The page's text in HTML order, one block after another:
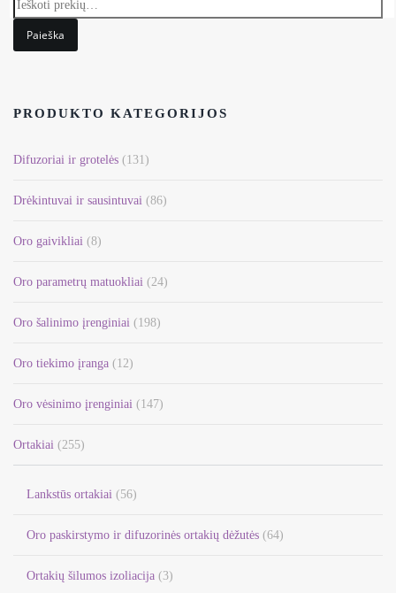
Paieška
PRODUKTO KATEGORIJOS
Difuzoriai ir grotelės (131)
Drėkintuvai ir sausintuvai (86)
Oro gaivikliai (8)
Oro parametrų matuokliai (24)
Oro šalinimo įrenginiai (198)
Oro tiekimo įranga (12)
Oro vėsinimo įrenginiai (147)
Ortakiai (255)
Lankstūs ortakiai (56)
Oro paskirstymo ir difuzorinės ortakių dėžutės (64)
Ortakių šilumos izoliacija (3)